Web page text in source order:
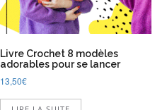
Livre Crochet 8 modèles
adorables pour se lancer
13,50€